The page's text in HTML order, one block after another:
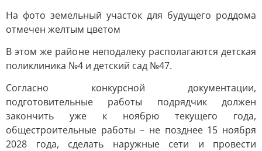
На фото земельный участок для будущего роддома
отмечен желтым цветом
В этом же районе неподалеку располагаются детская
поликлиника №4 и детский сад №47.
Согласно конкурсной документации,
подготовительные работы подрядчик должен
закончить уже к ноябрю текущего года,
общестроительные работы – не позднее 15 ноября
2028 года, сделать наружные сети и провести